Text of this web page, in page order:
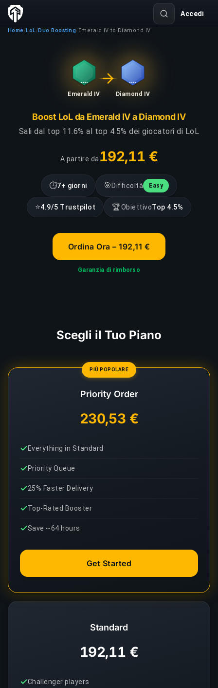
Accedi
Home /LoL/Duo Boosting/Emerald IV to Diamond IV
Emerald IV Diamond IV
Boost LoL da Emerald IV a Diamond IV
Sali dal top 11.6% al top 4.5% dei giocatori di LoL
A partire da 192,11 €
⏱7+ giorni 🎯Difficoltà Easy
⭐4.9/5 Trustpilot 🏆ObiettivoTop 4.5%
Ordina Ora – 192,11 €
Garanzia di rimborso
Scegli il Tuo Piano
Standard
192,11 €
Challenger players
PIÙ POPOLARE
Priority Order
230,53 €
Everything in Standard
Priority Queue
25% Faster Delivery
Top-Rated Booster
Save ~64 hours
Get Started